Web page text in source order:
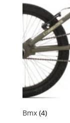
Bmx (4)